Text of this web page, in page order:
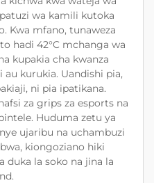
wa kamili kutoka
Kwa mfano, tunaweza
hadi 42°C mchanga wa
kupakia cha kwanza
kurukia. Uandishi pia,
ni pia ipatikana.
za grips za esports na
Huduma zetu ya
ujaribu na uchambuzi
kiongoziano hiki
duka la soko na jina la